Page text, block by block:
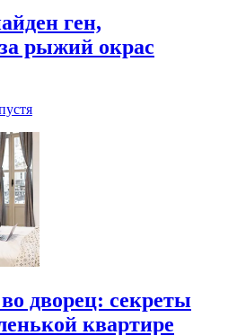
ген,
рыжий окрас
дворец: секреты
квартире